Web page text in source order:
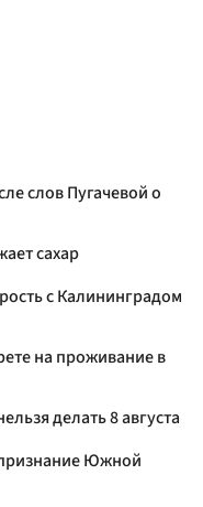
слов Пугачевой о
сахар
с Калининградом
на проживание в
делать 8 августа
Южной